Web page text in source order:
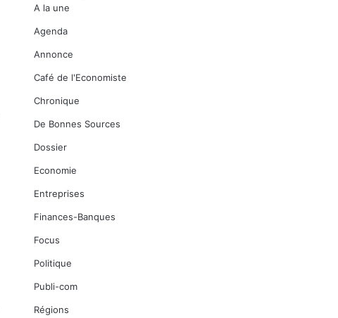
A la une
Agenda
Annonce
Café de l'Economiste
Chronique
De Bonnes Sources
Dossier
Economie
Entreprises
Finances-Banques
Focus
Politique
Publi-com
Régions